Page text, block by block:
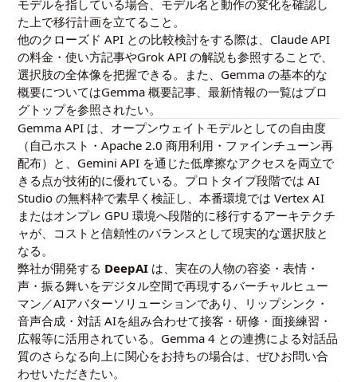
モデルを指している場合、モデル名と動作の変化を確認し
た上で移行計画を立てること。
他のクローズド API との比較検討をする際は、 Claude API
の料金・使い方記事やGrok API の解説 も参照することで、
選択肢の全体像を把握できる。また、Gemma の基本的な
概要についてはGemma 概要記事 、最新情報の一覧はブロ
グトップを参照されたい。
Gemma API は、オープンウェイトモデルとしての自由度
（自己ホスト・Apache 2.0 商用利用・ファインチューン再
配布）と、Gemini API を通じた低摩擦なアクセスを両立で
きる点が技術的に優れている。プロトタイプ段階では AI
Studio の無料枠で素早く検証し、本番環境では Vertex AI
またはオンプレ GPU 環境へ段階的に移行するアーキテクチ
ャが、コストと信頼性のバランスとして現実的な選択肢と
なる。
弊社が開発する DeepAI は、実在の人物の容姿・表情・
声・振る舞いをデジタル空間で再現するバーチャルヒュー
マン／AIアバターソリューションであり、リップシンク・
音声合成・対話 AIを組み合わせて接客・研修・面接練習・
広報等に活用されている。Gemma 4 との連携による対話品
質のさらなる向上に関心をお持ちの場合は、ぜひお問い合
わせいただきたい。